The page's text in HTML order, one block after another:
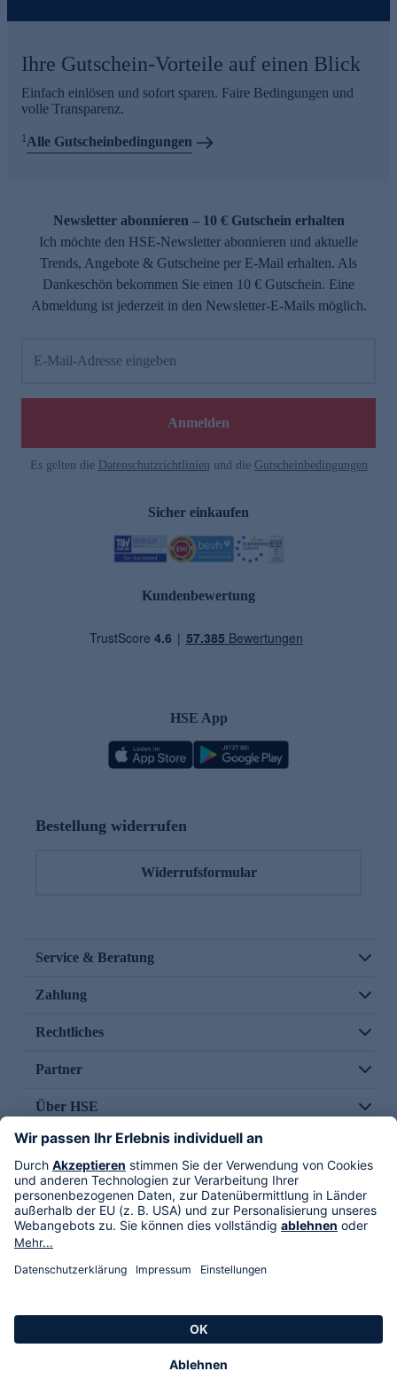
Ihre Gutschein-Vorteile auf einen Blick
Einfach einlösen und sofort sparen. Faire Bedingungen und
volle Transparenz.
1Alle Gutscheinbedingungen
Newsletter abonnieren – 10 € Gutschein erhalten
Ich möchte den HSE-Newsletter abonnieren und aktuelle
Trends, Angebote & Gutscheine per E-Mail erhalten. Als
Dankeschön bekommen Sie einen 10 € Gutschein. Eine
Abmeldung ist jederzeit in den Newsletter-E-Mails möglich.
E-Mail-Adresse eingeben
Anmelden
Es gelten die Datenschutzrichtlinien und die Gutscheinbedingungen
Sicher einkaufen
Kundenbewertung
HSE App
Bestellung widerrufen
Widerrufsformular
Service & Beratung
Zahlung
Rechtliches
Partner
Über HSE
Im TV
HSE International